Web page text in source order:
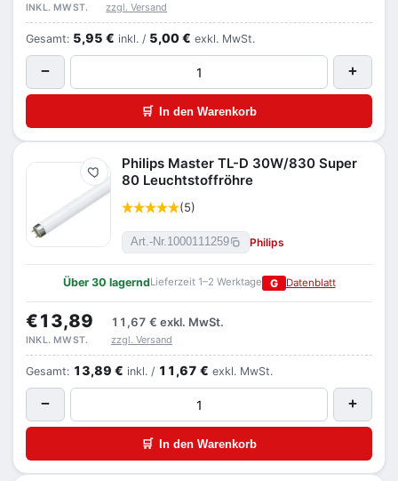
INKL. MWST. zzgl. Versand
Gesamt: 5,95 € inkl. / 5,00 € exkl. MwSt.
− +
🛒 In den Warenkorb
Merken
Philips Master TL-D 30W/830 Super
80 Leuchtstoffröhre
(5)
Art.-Nr.1000111259 Philips
Über 30 lagerndLieferzeit 1–2 Werktage G Datenblatt
€13,89 11,67 € exkl. MwSt.
INKL. MWST. zzgl. Versand
Gesamt: 13,89 € inkl. / 11,67 € exkl. MwSt.
− +
🛒 In den Warenkorb